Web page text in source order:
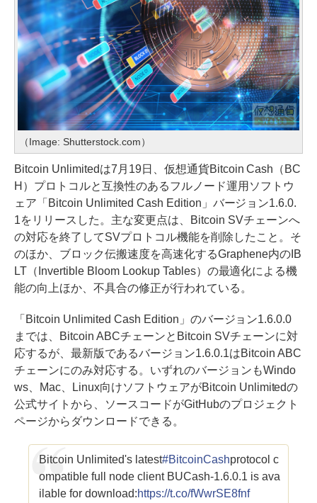
（Image: Shutterstock.com）
Bitcoin Unlimitedは7月19日、仮想通貨Bitcoin Cash（BC
H）プロトコルと互換性のあるフルノード運用ソフトウ
ェア「Bitcoin Unlimited Cash Edition」バージョン1.6.0.
1をリリースした。主な変更点は、Bitcoin SVチェーンへ
の対応を終了してSVプロトコル機能を削除したこと。そ
のほか、ブロック伝搬速度を高速化するGraphene内のIB
LT（Invertible Bloom Lookup Tables）の最適化による機
能の向上ほか、不具合の修正が行われている。
「Bitcoin Unlimited Cash Edition」のバージョン1.6.0.0
までは、Bitcoin ABCチェーンとBitcoin SVチェーンに対
応するが、最新版であるバージョン1.6.0.1はBitcoin ABC
チェーンにのみ対応する。いずれのバージョンもWindo
ws、Mac、Linux向けソフトウェアがBitcoin Unlimitedの
公式サイトから、ソースコードがGitHubのプロジェクト
ページからダウンロードできる。
Bitcoin Unlimited's latest#BitcoinCashprotocol c
ompatible full node client BUCash-1.6.0.1 is ava
ilable for download:https://t.co/fWwrSE8fnf